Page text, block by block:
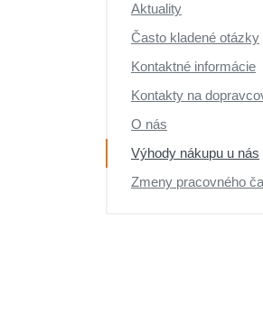
Výpredaj
Aktuality
Často kladené otázky
Kontaktné informácie
Kontakty na
O nás
Výhody nákupu u nás
Zmeny pracovného